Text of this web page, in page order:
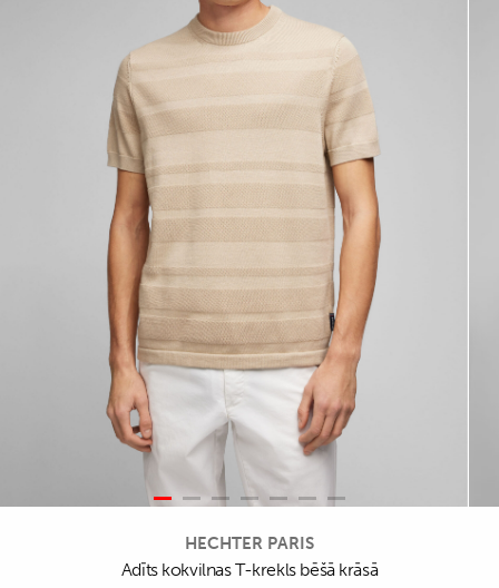
HECHTER PARIS
Adīts kokvilnas T-krekls bēšā krāsā